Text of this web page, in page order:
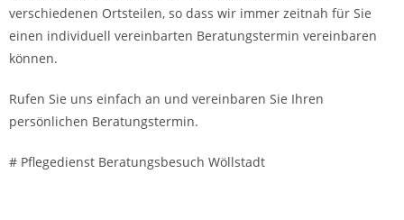
verschiedenen Ortsteilen, so dass wir immer zeitnah für Sie
einen individuell vereinbarten Beratungstermin vereinbaren
können.
Rufen Sie uns einfach an und vereinbaren Sie Ihren
persönlichen Beratungstermin.
# Pflegedienst Beratungsbesuch Wöllstadt